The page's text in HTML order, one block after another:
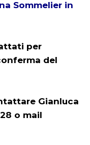
Sommelier in
per
del
Gianluca
o mail